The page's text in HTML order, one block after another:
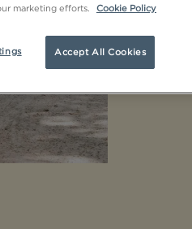
marketing efforts. Cookie Policy
Accept All Cookies